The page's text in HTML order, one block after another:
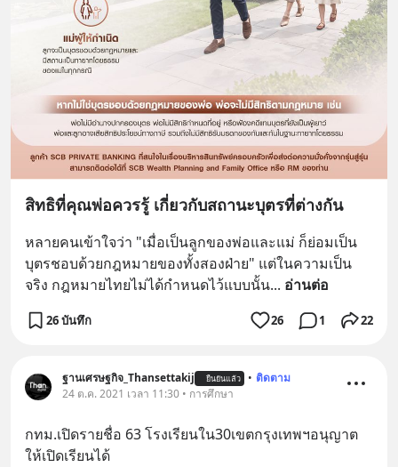
สิทธิที่คุณพ่อควรรู้ เกี่ยวกับสถานะบุตรที่ต่างกัน
หลายคนเข้าใจว่า "เมื่อเป็นลูกของพ่อและแม่ ก็ย่อมเป็น
บุตรชอบด้วยกฎหมายของทั้งสองฝ่าย" แต่ในความเป็น
จริง กฎหมายไทยไม่ได้กำหนดไว้แบบนั้น... อ่านต่อ
26 บันทึก 26 1 22
ฐานเศรษฐกิจ_Thansettakij ยืนยันแล้ว • ติดตาม
24 ต.ค. 2021 เวลา 11:30 • การศึกษา
กทม.เปิดรายชื่อ 63 โรงเรียนใน30เขตกรุงเทพฯอนุญาต
ให้เปิดเรียนได้